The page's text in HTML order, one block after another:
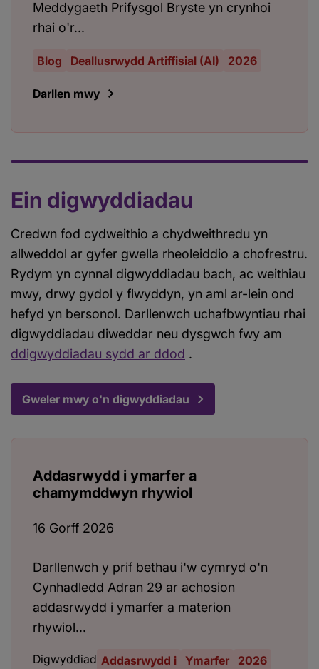
Meddygaeth Prifysgol Bryste yn crynhoi
rhai o'r...
Blog Deallusrwydd Artiffisial (AI) 2026
Darllen mwy
Ein digwyddiadau
Credwn fod cydweithio a chydweithredu yn
allweddol ar gyfer gwella rheoleiddio a chofrestru.
Rydym yn cynnal digwyddiadau bach, ac weithiau
mwy, drwy gydol y flwyddyn, yn aml ar-lein ond
hefyd yn bersonol. Darllenwch uchafbwyntiau rhai
digwyddiadau diweddar neu dysgwch fwy am
ddigwyddiadau sydd ar ddod .
Gweler mwy o'n digwyddiadau
Addasrwydd i ymarfer a
chamymddwyn rhywiol
16 Gorff 2026
Darllenwch y prif bethau i'w cymryd o'n
Cynhadledd Adran 29 ar achosion
addasrwydd i ymarfer a materion
rhywiol...
Digwyddiad Addasrwydd i Ymarfer 2026